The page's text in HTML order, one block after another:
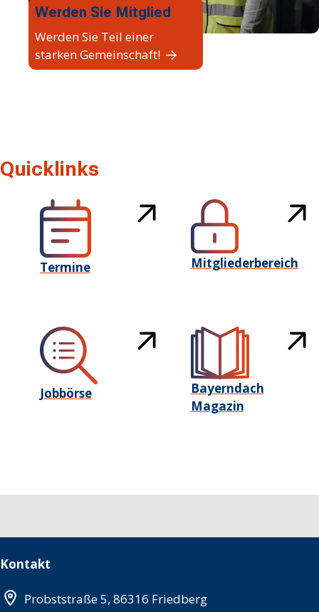
Werden Sie Mitglied
Werden Sie Teil einer
starken Gemeinschaft!
Quicklinks
Termine Mitgliederbereich
Jobbörse
Bayerndach
Magazin
Kontakt
Probststraße 5, 86316 Friedberg